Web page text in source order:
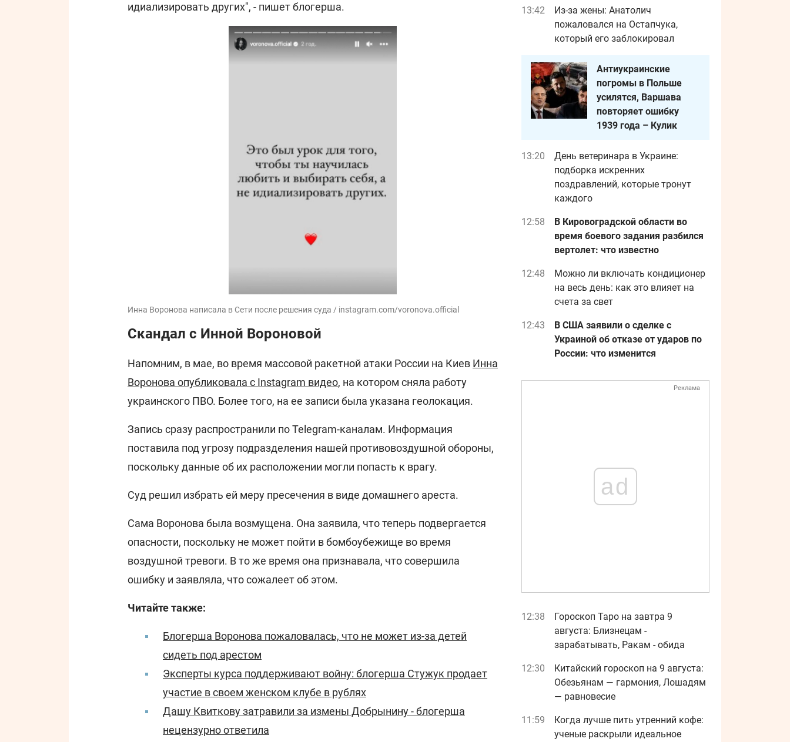
идиализировать других", - пишет блогерша.
Инна Воронова написала в Сети после решения суда / instagram.com/voronova.official
Скандал с Инной Вороновой
Напомним, в мае, во время массовой ракетной атаки России на Киев Инна
Воронова опубликовала с Instagram видео, на котором cняла работу
украинского ПВО. Более того, на ее записи была указана геолокация.
Запись сразу распространили по Telegram-каналам. Информация
поставила под угрозу подразделения нашей противовоздушной обороны,
поскольку данные об их расположении могли попасть к врагу.
Суд решил избрать ей меру пресечения в виде домашнего ареста.
Сама Воронова была возмущена. Она заявила, что теперь подвергается
опасности, поскольку не может пойти в бомбоубежище во время
воздушной тревоги. В то же время она признавала, что совершила
ошибку и заявляла, что сожалеет об этом.
Читайте также:
Блогерша Воронова пожаловалась, что не может из-за детей
сидеть под арестом
Эксперты курса поддерживают войну: блогерша Стужук продает
участие в своем женском клубе в рублях
Дашу Квиткову затравили за измены Добрынину - блогерша
нецензурно ответила
13:42
Из-за жены: Анатолич
пожаловался на Остапчука,
который его заблокировал
Антиукраинские
погромы в Польше
усилятся, Варшава
повторяет ошибку
1939 года – Кулик
13:20
День ветеринара в Украине:
подборка искренних
поздравлений, которые тронут
каждого
12:58
В Кировоградской области во
время боевого задания разбился
вертолет: что известно
12:48
Можно ли включать кондиционер
на весь день: как это влияет на
счета за свет
12:43
В США заявили о сделке с
Украиной об отказе от ударов по
России: что изменится
Реклама
ad
12:38
Гороскоп Таро на завтра 9
августа: Близнецам -
зарабатывать, Ракам - обида
12:30
Китайский гороскоп на 9 августа:
Обезьянам — гармония, Лошадям
— равновесие
11:59
Когда лучше пить утренний кофе:
ученые раскрыли идеальное